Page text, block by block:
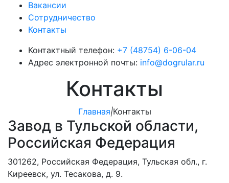
Вакансии
Сотрудничество
Контакты
Контактный телефон: +7 (48754) 6-06-04
Адрес электронной почты: info@dogrular.ru
Контакты
Главная|Контакты
Завод в Тульской области,
Российская Федерация
301262, Российская Федерация, Тульская обл., г.
Киреевск, ул. Тесакова, д. 9.